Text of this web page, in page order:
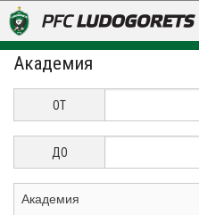
НОВИНИ & ГАЛЕРИИ
LUDOGORETS TV
СТАДИОН & БАЗИ
Академия
ОТ
ДО